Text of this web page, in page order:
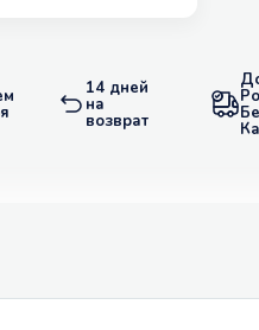
14 дней
на
возврат